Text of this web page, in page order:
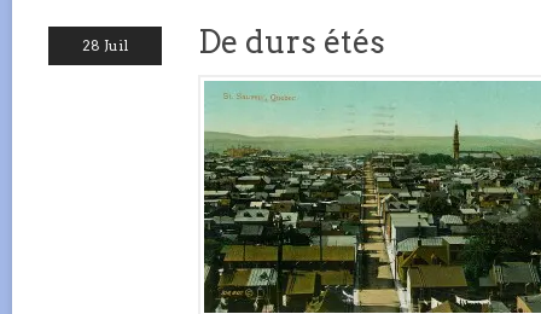
28 Juil De durs étés